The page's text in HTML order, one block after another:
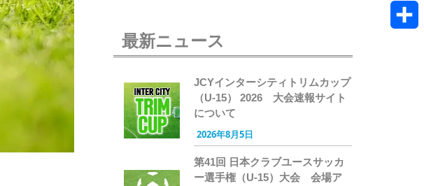
最新ニュース
JCYインターシティトリムカップ
（U-15） 2026 大会速報サイト
について
2026年8月5日
第41回 日本クラブユースサッカ
ー選手権（U-15）大会 会場ア
Line